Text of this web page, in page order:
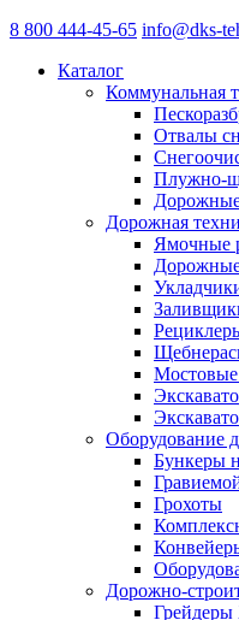
8 800 444-45-65 info@dks-
Каталог
Коммунальная
Отвалы
Плужно-
Дорожная
Ямочные
Оборудование
Бункеры
Грохоты
Дорожно-